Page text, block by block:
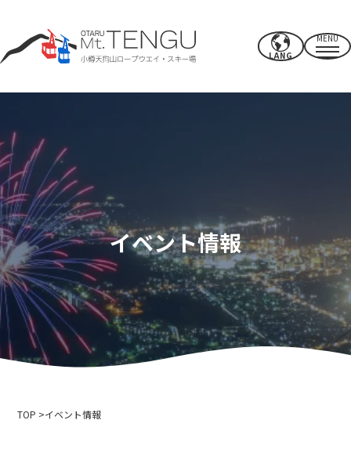
LANG
MENU
冬のスキー場
CAFE & SHOP
その他
パワースポット・施設
近郊のオススメスポット
過ごし方
イベント情報
アクセス
会社概要
スキー場利用約款
イベント情報
TOP イベント情報